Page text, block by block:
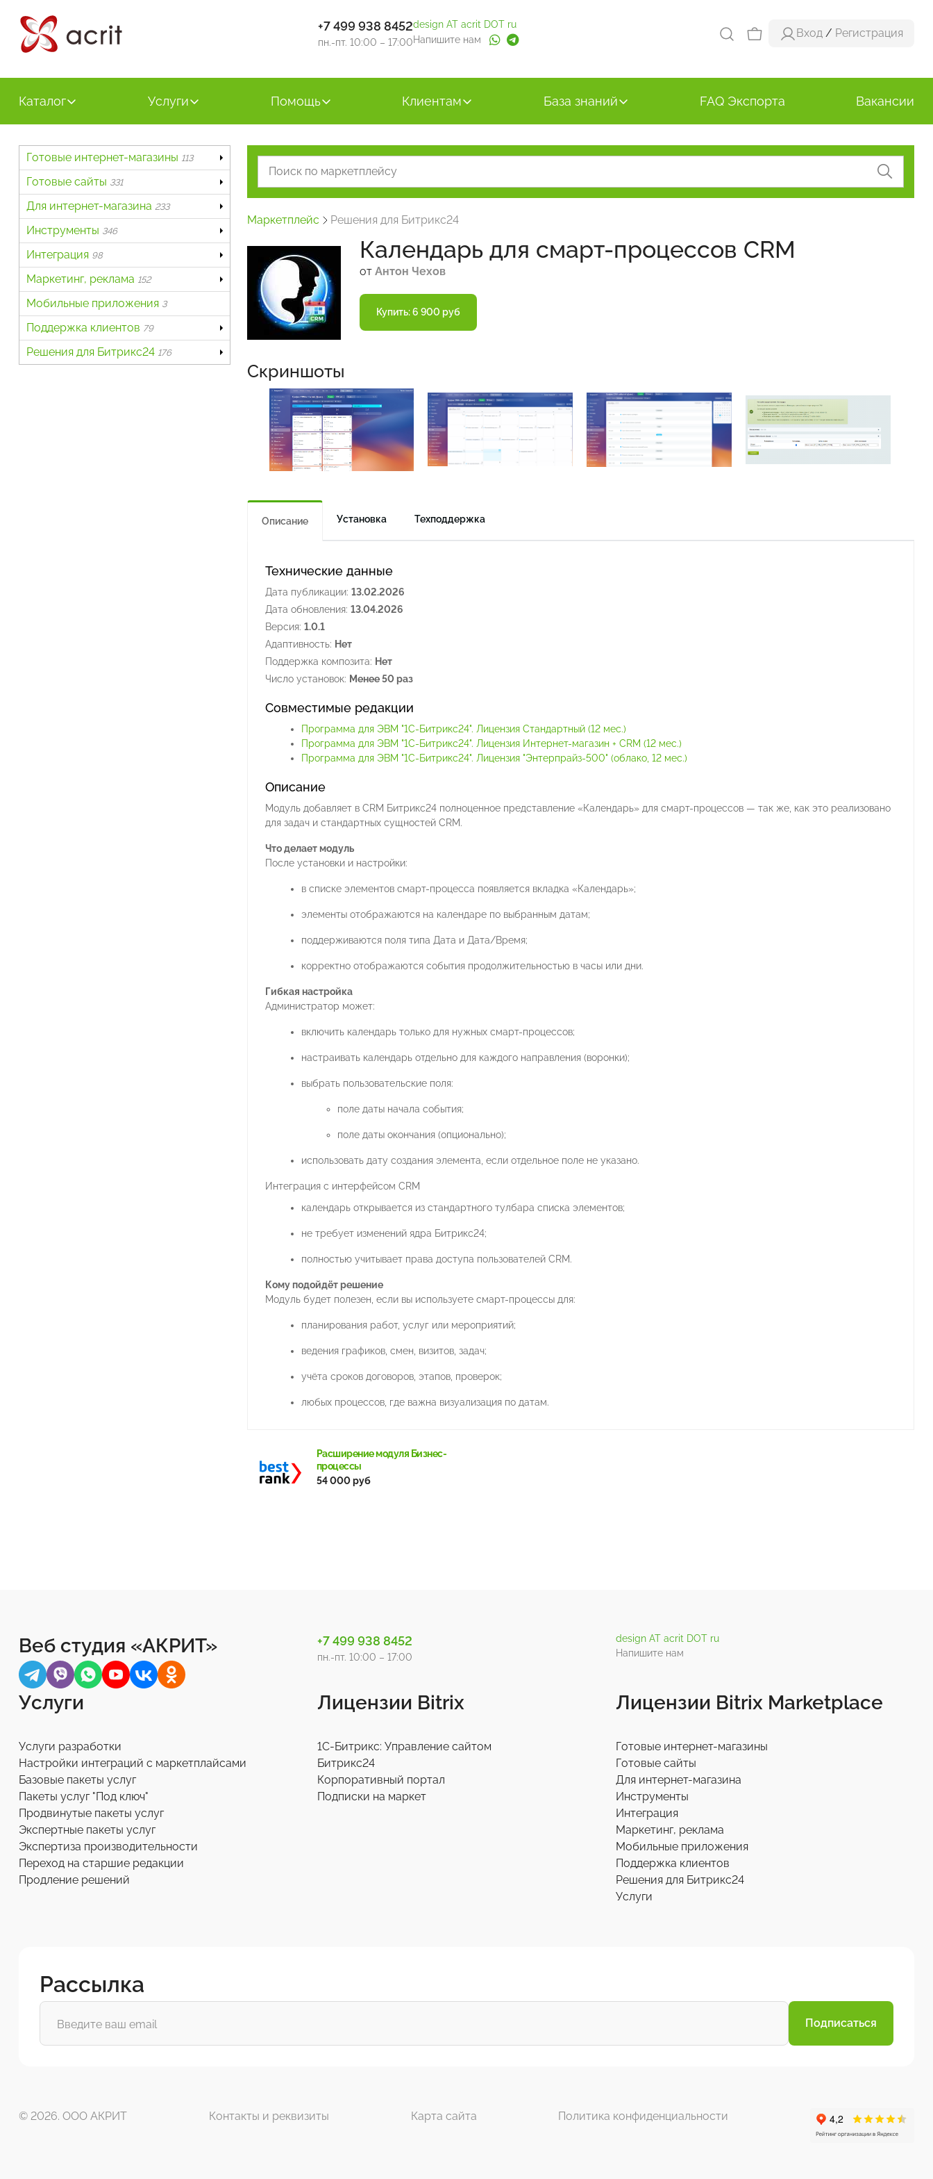
+7 499 938 8452
пн.-пт. 10:00 – 17:00
design AT acrit DOT ru
Напишите нам
Вход / Регистрация
Каталог Услуги Помощь Клиентам База знаний FAQ Экспорта Вакансии
Готовые интернет-магазины 113
Готовые сайты 331
Для интернет-магазина 233
Инструменты 346
Интеграция 98
Маркетинг, реклама 152
Мобильные приложения 3
Поддержка клиентов 79
Решения для Битрикс24 176
Маркетплейс Решения для Битрикс24
Календарь для смарт-процессов CRM
от Антон Чехов
Купить: 6 900 руб
Скриншоты
Описание Установка Техподдержка
Технические данные
Дата публикации: 13.02.2026
Дата обновления: 13.04.2026
Версия: 1.0.1
Адаптивность: Нет
Поддержка композита: Нет
Число установок: Менее 50 раз
Совместимые редакции
Программа для ЭВМ "1С-Битрикс24". Лицензия Стандартный (12 мес.)
Программа для ЭВМ "1С-Битрикс24". Лицензия Интернет-магазин + CRM (12 мес.)
Программа для ЭВМ "1С-Битрикс24". Лицензия "Энтерпрайз-500" (облако, 12 мес.)
Описание
Модуль добавляет в CRM Битрикс24 полноценное представление «Календарь» для смарт-процессов — так же, как это реализовано
для задач и стандартных сущностей CRM.
Что делает модуль
После установки и настройки:
в списке элементов смарт-процесса появляется вкладка «Календарь»;
элементы отображаются на календаре по выбранным датам;
поддерживаются поля типа Дата и Дата/Время;
корректно отображаются события продолжительностью в часы или дни.
Гибкая настройка
Администратор может:
включить календарь только для нужных смарт-процессов;
настраивать календарь отдельно для каждого направления (воронки);
выбрать пользовательские поля:
поле даты начала события;
поле даты окончания (опционально);
использовать дату создания элемента, если отдельное поле не указано.
Интеграция с интерфейсом CRM
календарь открывается из стандартного тулбара списка элементов;
не требует изменений ядра Битрикс24;
полностью учитывает права доступа пользователей CRM.
Кому подойдёт решение
Модуль будет полезен, если вы используете смарт-процессы для:
планирования работ, услуг или мероприятий;
ведения графиков, смен, визитов, задач;
учёта сроков договоров, этапов, проверок;
любых процессов, где важна визуализация по датам.
Расширение модуля Бизнес-
процессы
54 000 руб
Веб студия «АКРИТ» +7 499 938 8452
пн.-пт. 10:00 – 17:00
design AT acrit DOT ru
Напишите нам
Услуги
Услуги разработки
Настройки интеграций с маркетплайсами
Базовые пакеты услуг
Пакеты услуг "Под ключ"
Продвинутые пакеты услуг
Экспертные пакеты услуг
Экспертиза производительности
Переход на старшие редакции
Продление решений
Лицензии Bitrix
1С-Битрикс: Управление сайтом
Битрикс24
Корпоративный портал
Подписки на маркет
Лицензии Bitrix Marketplace
Готовые интернет-магазины
Готовые сайты
Для интернет-магазина
Инструменты
Интеграция
Маркетинг, реклама
Мобильные приложения
Поддержка клиентов
Решения для Битрикс24
Услуги
Рассылка
Подписаться
© 2026. ООО АКРИТ Контакты и реквизиты Карта сайта Политика конфиденциальности